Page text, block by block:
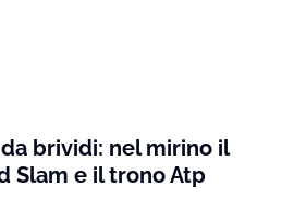
brividi: nel mirino il
Slam e il trono Atp